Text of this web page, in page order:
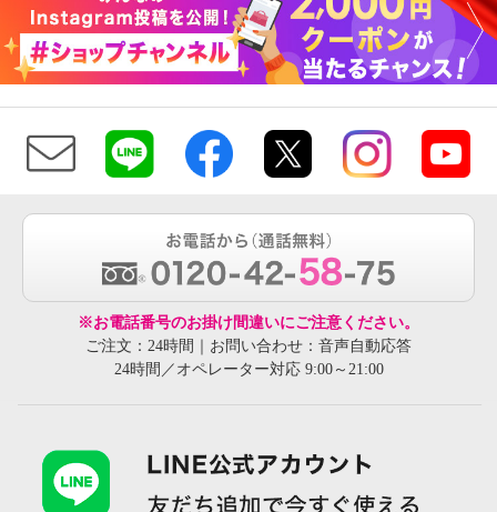
※お電話番号のお掛け間違いにご注意ください。
ご注文：24時間｜お問い合わせ：音声自動応答
24時間／オペレーター対応 9:00～21:00